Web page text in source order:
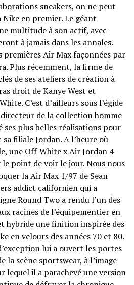
sneakers, on ne peut
Nike en premier. Le géant
multitude à son actif, avec
à jamais dans les annales.
premières Air Max façonnées par
Plus récemment, la firme de
de ses ateliers de création à
droit de Kanye West et
C’est d’ailleurs sous l’égide
de la collection homme
ses plus belles réalisations pour
filiale Jordan. A l’heure où
une Off-White x Air Jordan 4
le point de voir le jour. Nous nous
la Air Max 1/97 de Sean
addict californien qui a
Round Two a rendu l’un des
racines de l’équipementier en
hybride une finition inspirée des
en velours des années 70 et 80.
lui a ouvert les portes
la scène sportswear, à l’image
lequel il a parachevé une version